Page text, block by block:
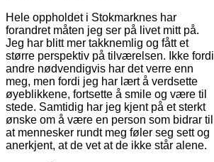
Hele oppholdet i Stokmarknes har
forandret måten jeg ser på livet mitt på.
Jeg har blitt mer takknemlig og fått et
større perspektiv på tilværelsen. Ikke fordi
andre nødvendigvis har det verre enn
meg, men fordi jeg har lært å verdsette
øyeblikkene, fortsette å smile og være til
stede. Samtidig har jeg kjent på et sterkt
ønske om å være en person som bidrar til
at mennesker rundt meg føler seg sett og
anerkjent, at de vet at de ikke står alene.